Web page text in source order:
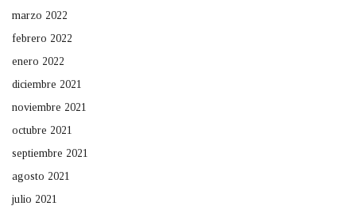
marzo 2022
febrero 2022
enero 2022
diciembre 2021
noviembre 2021
octubre 2021
septiembre 2021
agosto 2021
julio 2021